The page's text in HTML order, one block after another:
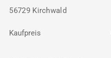
56729 Kirchwald
Kaufpreis